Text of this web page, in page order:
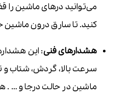
می‌توانید درهای ماشین را
کنید. تا سارق درون
هشدارهای فنی: این
سرعت بالا، گردش، شتاب و
ماشین در حالت درجا و … .